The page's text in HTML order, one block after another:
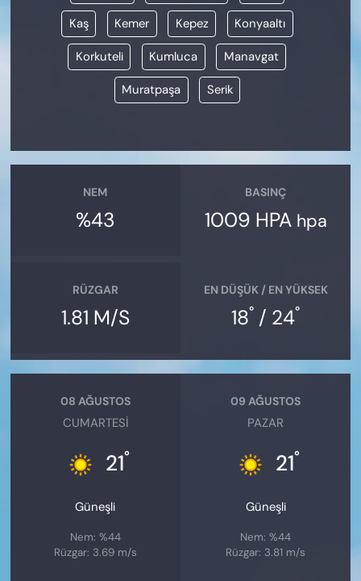
Kaş Kemer Kepez Konyaaltı
Korkuteli Kumluca Manavgat
Muratpaşa Serik
NEM
%43
BASINÇ
1009 HPA hpa
RÜZGAR
1.81 M/S
EN DÜŞÜK / EN YÜKSEK
18° / 24°
08 AĞUSTOS
CUMARTESI
21°
Güneşli
Nem: %44
Rüzgar: 3.69 m/s
09 AĞUSTOS
PAZAR
21°
Güneşli
Nem: %44
Rüzgar: 3.81 m/s